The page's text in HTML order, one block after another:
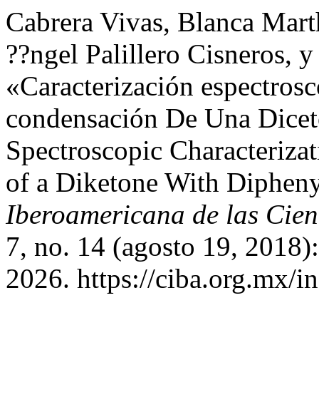
Cabrera Vivas, Blanca
??ngel Palillero Cisneros,
«Caracterización
condensación De Una
Spectroscopic
of a Diketone With
Iberoamericana de las
7, no. 14 (agosto 19,
2026. https://ciba.org.mx/